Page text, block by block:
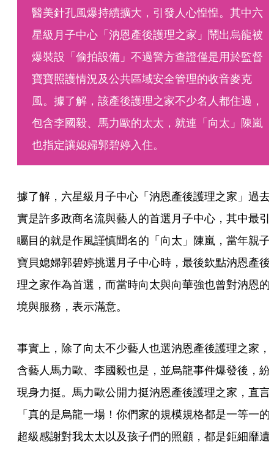
醫美針孔風爆持續擴大，引發人心惶惶。其中六
星級月子中心「汭恩產後護理之家」鬧出烏龍被
爆裝設「偷拍設備」不過警方查證僅是用於監督
寶寶照護情況及公共區域安全管理的收音麥克
風。據了解，該產後護理之家不少名人都住過，
包含李國毅、馬力歐的太太，就連「向太」陳嵐
也指定讓媳婦郭碧婷入住。
據了解，六星級月子中心「汭恩產後護理之家」過去
實是許多政商名流與藝人的首選月子中心，其中最引
矚目的就是作風謹慎聞名的「向太」陳嵐，當年親子
寶貝媳婦郭碧婷挑選月子中心時，最後欽點汭恩產後
理之家作為首選，而當時向太與向華強也曾對汭恩的
境與服務，表示滿意。
事實上，除了向太不少藝人也選汭恩產後護理之家，
含藝人馬力歐、李國毅也是，並烏龍事件爆發後，紛
現身力挺。馬力歐公開力挺汭恩產後護理之家，直言
「真的是烏龍一場！你們家的規模規格都是一等一的
超級感謝對我太太以及孩子們的照顧，都是鉅細靡遺